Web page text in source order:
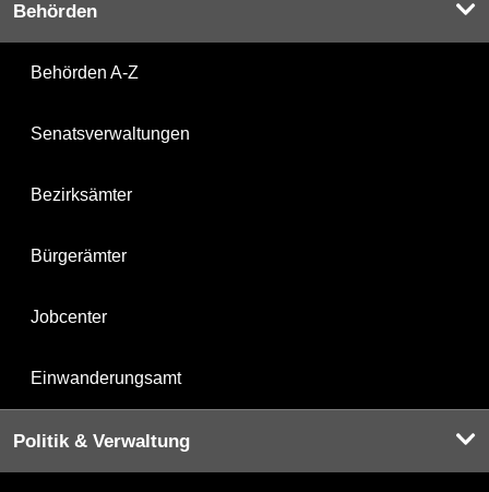
Behörden
Behörden A-Z
Senatsverwaltungen
Bezirksämter
Bürgerämter
Jobcenter
Einwanderungsamt
Politik & Verwaltung